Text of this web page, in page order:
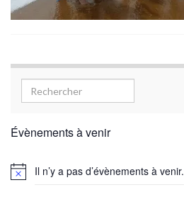
Évènements à venir
Il n’y a pas d’évènements à venir.